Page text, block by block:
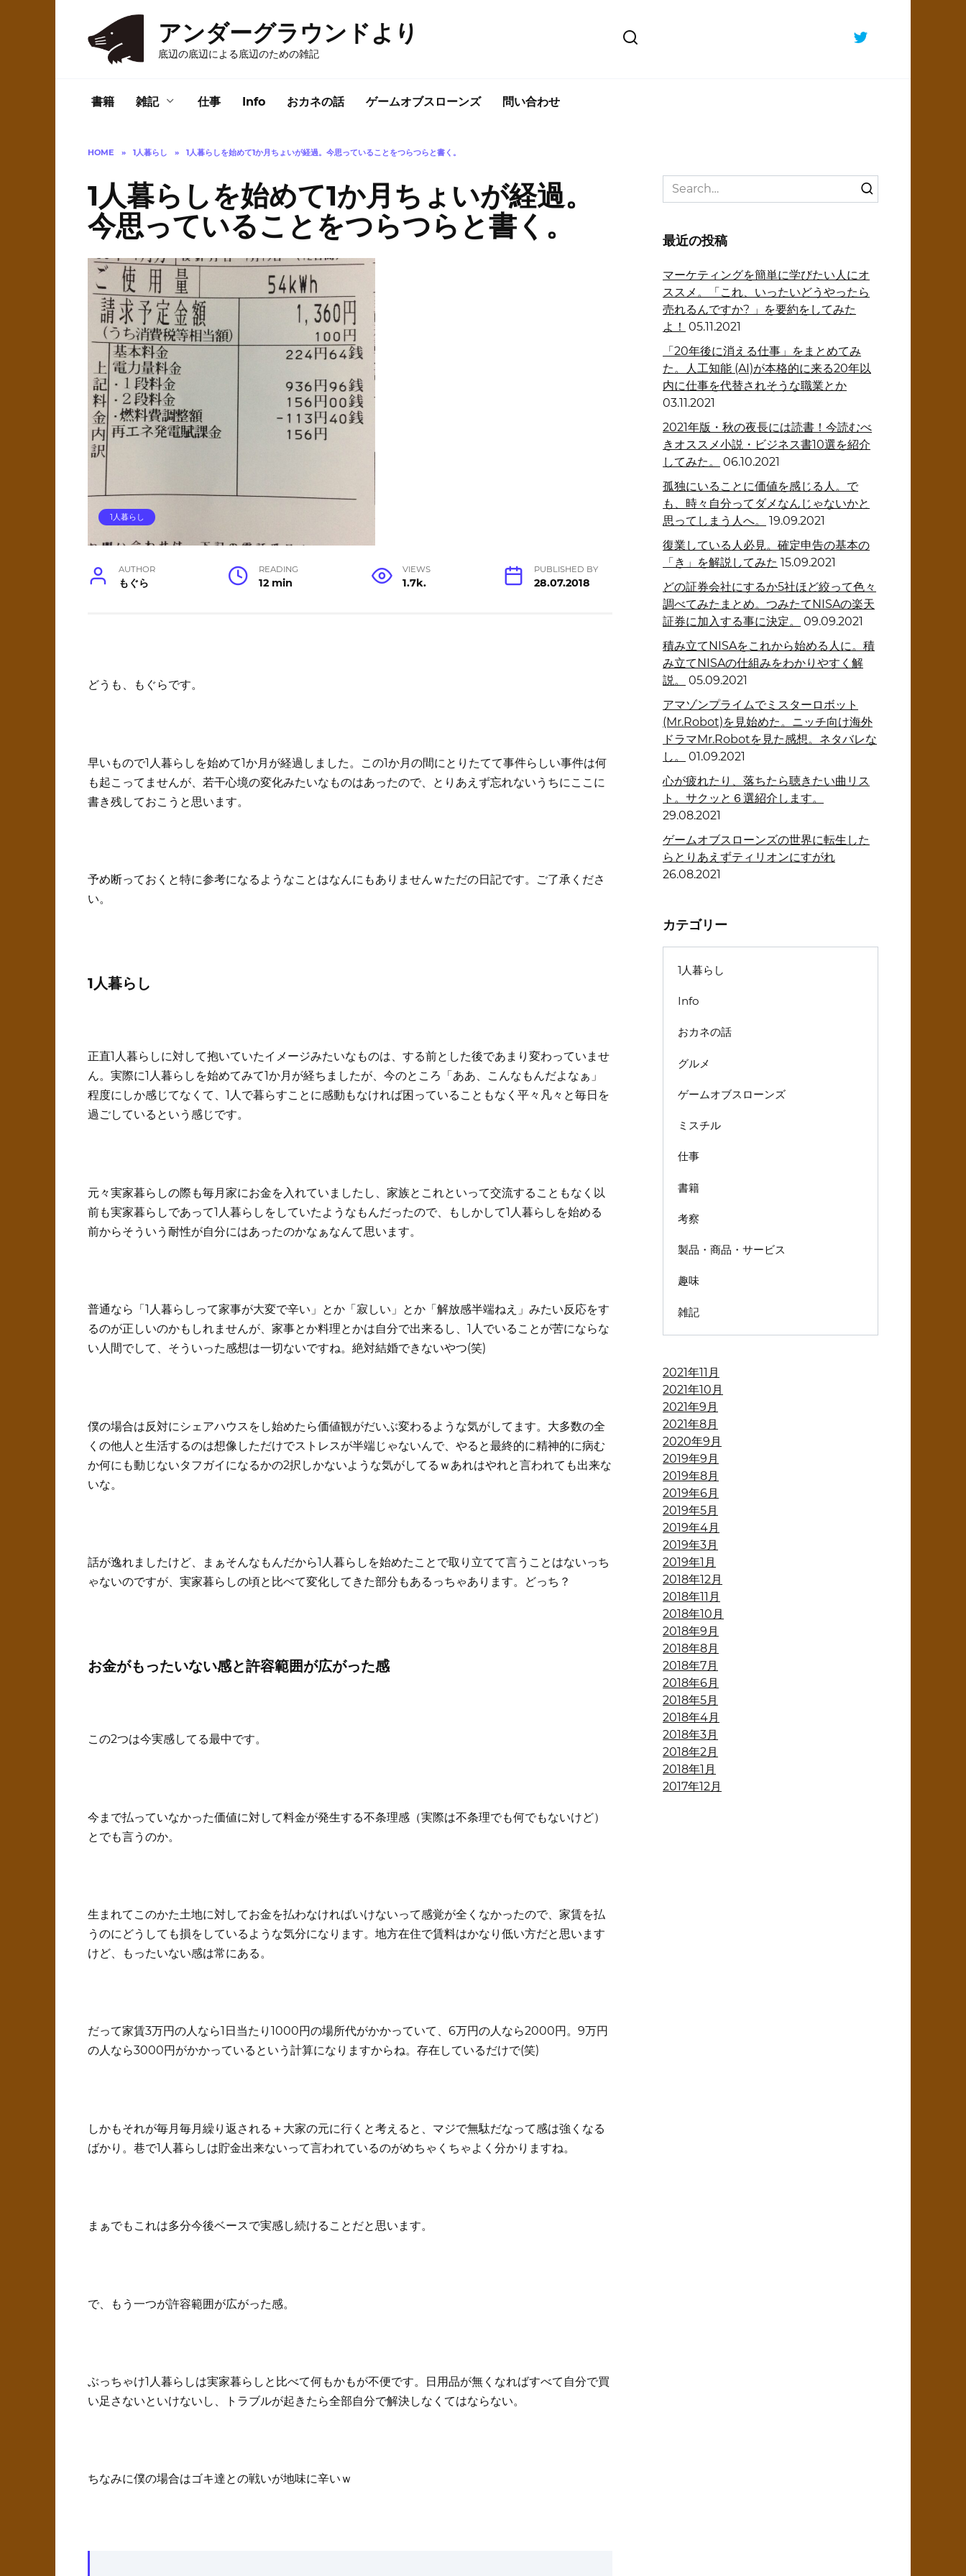
アンダーグラウンドより
底辺の底辺による底辺のための雑記
書籍 雑記 仕事 Info おカネの話 ゲームオブスローンズ 問い合わせ
HOME » 1人暮らし » 1人暮らしを始めて1か月ちょいが経過。今思っていることをつらつらと書く。
1人暮らしを始めて1か月ちょいが経過。
今思っていることをつらつらと書く。
1人暮らし
AUTHOR
もぐら
READING
12 min
VIEWS
1.7k.
PUBLISHED BY
28.07.2018
どうも、もぐらです。
早いもので1人暮らしを始めて1か月が経過しました。この1か月の間にとりたてて事件らしい事件は何
も起こってませんが、若干心境の変化みたいなものはあったので、とりあえず忘れないうちにここに
書き残しておこうと思います。
予め断っておくと特に参考になるようなことはなんにもありませんｗただの日記です。ご了承くださ
い。
1人暮らし
正直1人暮らしに対して抱いていたイメージみたいなものは、する前とした後であまり変わっていませ
ん。実際に1人暮らしを始めてみて1か月が経ちましたが、今のところ「ああ、こんなもんだよなぁ」
程度にしか感じてなくて、1人で暮らすことに感動もなければ困っていることもなく平々凡々と毎日を
過ごしているという感じです。
元々実家暮らしの際も毎月家にお金を入れていましたし、家族とこれといって交流することもなく以
前も実家暮らしであって1人暮らしをしていたようなもんだったので、もしかして1人暮らしを始める
前からそういう耐性が自分にはあったのかなぁなんて思います。
普通なら「1人暮らしって家事が大変で辛い」とか「寂しい」とか「解放感半端ねえ」みたい反応をす
るのが正しいのかもしれませんが、家事とか料理とかは自分で出来るし、1人でいることが苦にならな
い人間でして、そういった感想は一切ないですね。絶対結婚できないやつ(笑)
僕の場合は反対にシェアハウスをし始めたら価値観がだいぶ変わるような気がしてます。大多数の全
くの他人と生活するのは想像しただけでストレスが半端じゃないんで、やると最終的に精神的に病む
か何にも動じないタフガイになるかの2択しかないような気がしてるｗあれはやれと言われても出来な
いな。
話が逸れましたけど、まぁそんなもんだから1人暮らしを始めたことで取り立てて言うことはないっち
ゃないのですが、実家暮らしの頃と比べて変化してきた部分もあるっちゃあります。どっち？
お金がもったいない感と許容範囲が広がった感
この2つは今実感してる最中です。
今まで払っていなかった価値に対して料金が発生する不条理感（実際は不条理でも何でもないけど）
とでも言うのか。
生まれてこのかた土地に対してお金を払わなければいけないって感覚が全くなかったので、家賃を払
うのにどうしても損をしているような気分になります。地方在住で賃料はかなり低い方だと思います
けど、もったいない感は常にある。
だって家賃3万円の人なら1日当たり1000円の場所代がかかっていて、6万円の人なら2000円。9万円
の人なら3000円がかかっているという計算になりますからね。存在しているだけで(笑)
しかもそれが毎月毎月繰り返される＋大家の元に行くと考えると、マジで無駄だなって感は強くなる
ばかり。巷で1人暮らしは貯金出来ないって言われているのがめちゃくちゃよく分かりますね。
まぁでもこれは多分今後ベースで実感し続けることだと思います。
で、もう一つが許容範囲が広がった感。
ぶっちゃけ1人暮らしは実家暮らしと比べて何もかもが不便です。日用品が無くなればすべて自分で買
い足さないといけないし、トラブルが起きたら全部自分で解決しなくてはならない。
ちなみに僕の場合はゴキ達との戦いが地味に辛いｗ
Search
for:
最近の投稿
マーケティングを簡単に学びたい人にオ
ススメ。「これ、いったいどうやったら
売れるんですか? 」を要約をしてみた
よ！ 05.11.2021
「20年後に消える仕事」をまとめてみ
た。人工知能 (AI)が本格的に来る20年以
内に仕事を代替されそうな職業とか
03.11.2021
2021年版・秋の夜長には読書！今読むべ
きオススメ小説・ビジネス書10選を紹介
してみた。
06.10.2021
孤独にいることに価値を感じる人。で
も、時々自分ってダメなんじゃないかと
思ってしまう人へ。
19.09.2021
復業している人必見。確定申告の基本の
「き」を解説してみた 15.09.2021
どの証券会社にするか5社ほど絞って色々
調べてみたまとめ。つみたてNISAの楽天
証券に加入する事に決定。
09.09.2021
積み立てNISAをこれから始める人に。積
み立てNISAの仕組みをわかりやすく解
説。
05.09.2021
アマゾンプライムでミスターロボット
(Mr.Robot)を見始めた。ニッチ向け海外
ドラマMr.Robotを見た感想。ネタバレな
し。
01.09.2021
心が疲れたり、落ちたら聴きたい曲リス
ト。サクッと６選紹介します。
29.08.2021
ゲームオブスローンズの世界に転生した
らとりあえずティリオンにすがれ
26.08.2021
カテゴリー
1人暮らし
Info
おカネの話
グルメ
ゲームオブスローンズ
ミスチル
仕事
書籍
考察
製品・商品・サービス
趣味
雑記
2021年11月
2021年10月
2021年9月
2021年8月
2020年9月
2019年9月
2019年8月
2019年6月
2019年5月
2019年4月
2019年3月
2019年1月
2018年12月
2018年11月
2018年10月
2018年9月
2018年8月
2018年7月
2018年6月
2018年5月
2018年4月
2018年3月
2018年2月
2018年1月
2017年12月